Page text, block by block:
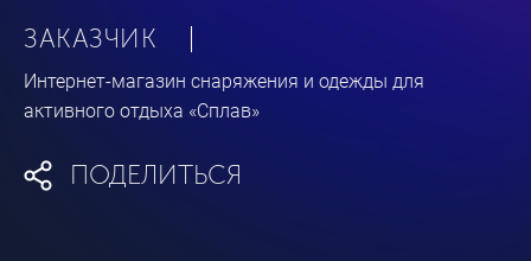
ЗАКАЗЧИК
Интернет-магазин снаряжения и одежды для
активного отдыха «Сплав»
ПОДЕЛИТЬСЯ